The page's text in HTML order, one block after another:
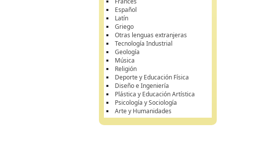
Español
Latín
Griego
Otras lenguas extranjeras
Tecnología Industrial
Geología
Música
Religión
Deporte y Educación Física
Diseño e Ingeniería
Plástica y Educación Artística
Psicología y Sociología
Arte y Humanidades